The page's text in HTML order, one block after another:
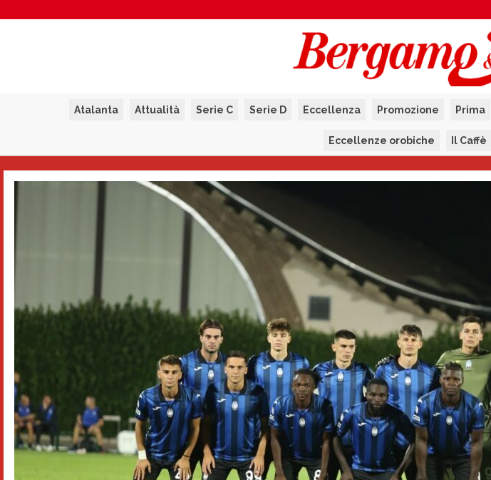
Atalanta Attualità Serie C Serie D Eccellenza Promozione Prima
Eccellenze orobiche Il Caffè